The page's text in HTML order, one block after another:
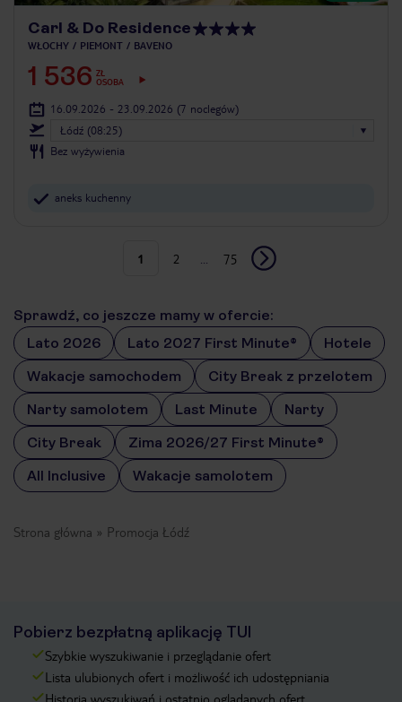
Carl & Do Residence
WŁOCHY PIEMONT BAVENO
1 536 ZŁ
OSOBA
16.09.2026 - 23.09.2026 (7 noclegów)
Łódź (08:25)
Bez wyżywienia
aneks kuchenny
1 2 75
Sprawdź, co jeszcze mamy w ofercie:
Lato 2026
Lato 2027 First Minute®
Hotele
Wakacje samochodem
City Break z przelotem
Narty samolotem
Last Minute
Narty
City Break
Zima 2026/27 First Minute®
All Inclusive
Wakacje samolotem
Strona główna Promocja Łódź
Pobierz bezpłatną aplikację TUI
Szybkie wyszukiwanie i przeglądanie ofert
Lista ulubionych ofert i możliwość ich udostępniania